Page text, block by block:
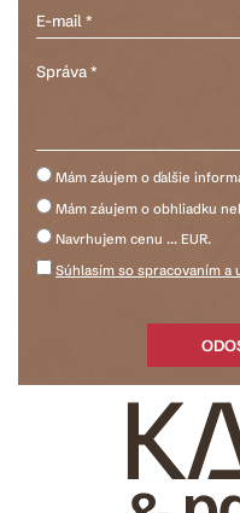
Mám záujem o ďalšie
Mám záujem o obhliadku
Navrhujem cenu ... EUR.
Súhlasím so spracovaním a